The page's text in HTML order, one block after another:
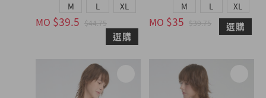
M L XL
MO $39.5 $44.75
選購
M L XL
MO $35 $39.75 選購